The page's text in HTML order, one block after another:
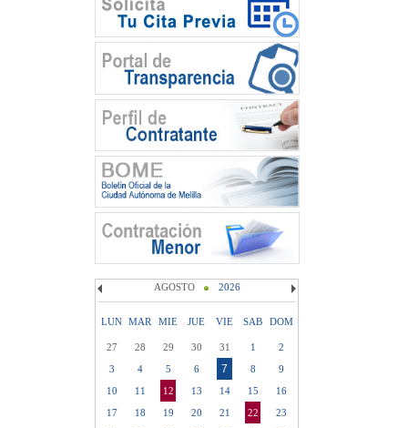
AGOSTO 2026
LUN MAR MIE JUE VIE SAB DOM
27 28 29 30 31 1
2
3
4 5 6 7 8
9
10
11 12 13 14 15
16
17
18 19 20 21 22
23